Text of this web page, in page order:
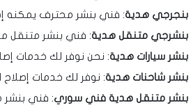
بنجرجي هدية: فني بنشر محترف يمكنه
بنشرجي متنقل هدية: فني بنشر متنقل
بنشر سيارات هدية: نحن نوفر لك خدمات
بنشر شاحنات هدية: نوفر لك خدمات إصلاح
بنشر متنقل هدية فني سوري: فني بنشر